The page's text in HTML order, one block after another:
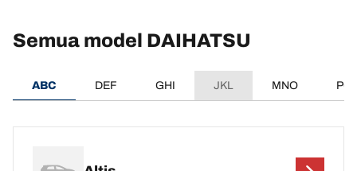
Semua model DAIHATSU
ABC DEF GHI JKL MNO